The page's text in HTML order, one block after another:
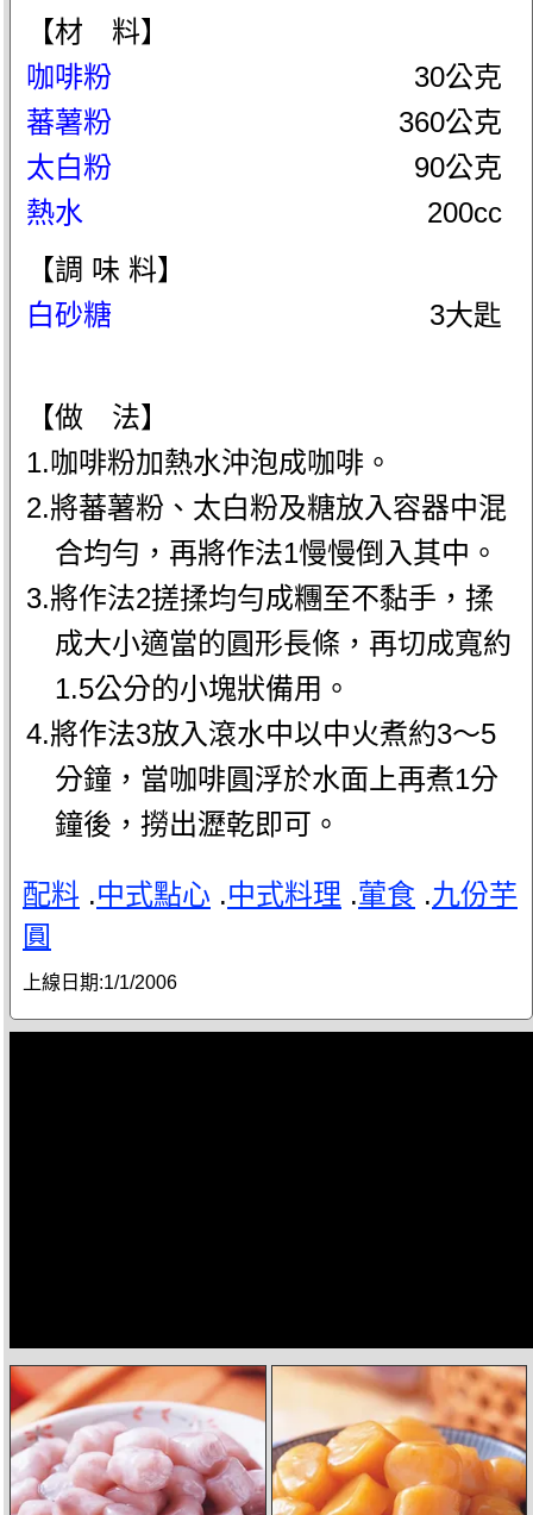
【材 料】
咖啡粉
30公克
蕃薯粉
360公克
太白粉
90公克
熱水
200cc
【調 味 料】
白砂糖
3大匙
【做 法】
1.咖啡粉加熱水沖泡成咖啡。
2.將蕃薯粉、太白粉及糖放入容器中混
合均勻，再將作法1慢慢倒入其中。
3.將作法2搓揉均勻成糰至不黏手，揉
成大小適當的圓形長條，再切成寬約
1.5公分的小塊狀備用。
4.將作法3放入滾水中以中火煮約3～5
分鐘，當咖啡圓浮於水面上再煮1分
鐘後，撈出瀝乾即可。
配料 .中式點心 .中式料理 .葷食 .九份芋
圓
上線日期:1/1/2006